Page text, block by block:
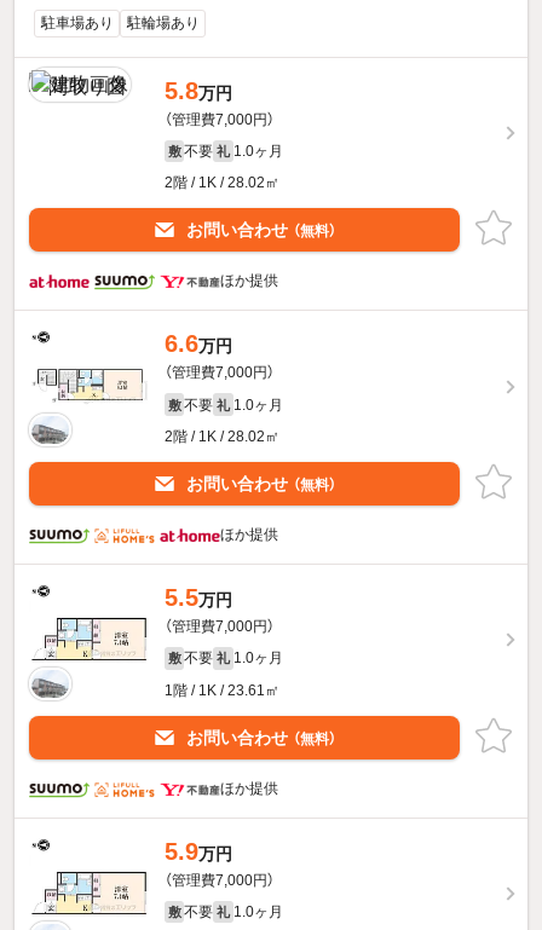
駐車場あり
駐輪場あり
5.8万円
（管理費7,000円）
敷 不要 礼 1.0ヶ月
2階 / 1K / 28.02㎡
お問い合わせ （無料）
ほか提供
6.6万円
（管理費7,000円）
敷 不要 礼 1.0ヶ月
2階 / 1K / 28.02㎡
お問い合わせ （無料）
ほか提供
5.5万円
（管理費7,000円）
敷 不要 礼 1.0ヶ月
1階 / 1K / 23.61㎡
お問い合わせ （無料）
ほか提供
5.9万円
（管理費7,000円）
敷 不要 礼 1.0ヶ月